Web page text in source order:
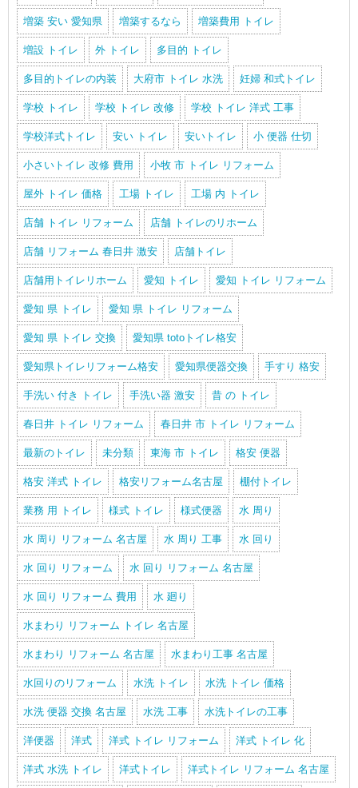
増築 安い 愛知県 増築するなら 増築費用 トイレ
増設 トイレ 外 トイレ 多目的 トイレ
多目的トイレの内装 大府市 トイレ 水洗 妊婦 和式トイレ
学校 トイレ 学校 トイレ 改修 学校 トイレ 洋式 工事
学校洋式トイレ 安い トイレ 安いトイレ 小 便器 仕切
小さいトイレ 改修 費用 小牧 市 トイレ リフォーム
屋外 トイレ 価格 工場 トイレ 工場 内 トイレ
店舗 トイレ リフォーム 店舗 トイレのリホーム
店舗 リフォーム 春日井 激安 店舗トイレ
店舗用トイレリホーム 愛知 トイレ 愛知 トイレ リフォーム
愛知 県 トイレ 愛知 県 トイレ リフォーム
愛知 県 トイレ 交換 愛知県 totoトイレ格安
愛知県トイレリフォーム格安 愛知県便器交換 手すり 格安
手洗い 付き トイレ 手洗い器 激安 昔 の トイレ
春日井 トイレ リフォーム 春日井 市 トイレ リフォーム
最新のトイレ 未分類 東海 市 トイレ 格安 便器
格安 洋式 トイレ 格安リフォーム名古屋 棚付トイレ
業務 用 トイレ 様式 トイレ 様式便器 水 周り
水 周り リフォーム 名古屋 水 周り 工事 水 回り
水 回り リフォーム 水 回り リフォーム 名古屋
水 回り リフォーム 費用 水 廻り
水まわり リフォーム トイレ 名古屋
水まわり リフォーム 名古屋 水まわり工事 名古屋
水回りのリフォーム 水洗 トイレ 水洗 トイレ 価格
水洗 便器 交換 名古屋 水洗 工事 水洗トイレの工事
洋便器 洋式 洋式 トイレ リフォーム 洋式 トイレ 化
洋式 水洗 トイレ 洋式トイレ 洋式トイレ リフォーム 名古屋